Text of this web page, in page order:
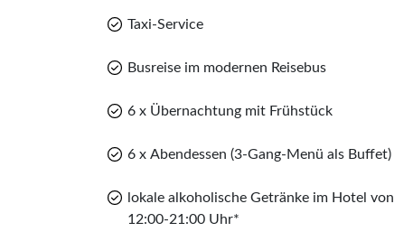
Taxi-Service
Busreise im modernen Reisebus
6 x Übernachtung mit Frühstück
6 x Abendessen (3-Gang-Menü als Buffet)
lokale alkoholische Getränke im Hotel von
12:00-21:00 Uhr*